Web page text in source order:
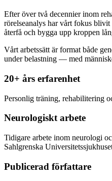
Efter över två decennier inom
rörelseanalys har vårt fokus
återfå och bygga upp kroppen
Vårt arbetssätt är format både
under belastning — med
20+ års erfarenhet
Personlig träning, rehabilitering
Neurologiskt arbete
Tidigare arbete inom neurologi
Sahlgrenska
Publicerad författare